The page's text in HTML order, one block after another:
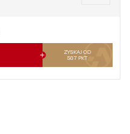
ZYSKAJ OD
567 PKT